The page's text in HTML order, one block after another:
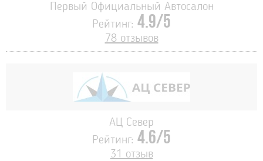
Первый Официальный Автосалон
Рейтинг: 4.9/5
78 отзывов
АЦ Север
Рейтинг: 4.6/5
31 отзыв